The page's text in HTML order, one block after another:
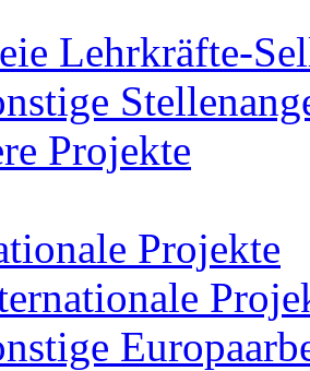
Lehrkräfte-
Projekte
Projekte